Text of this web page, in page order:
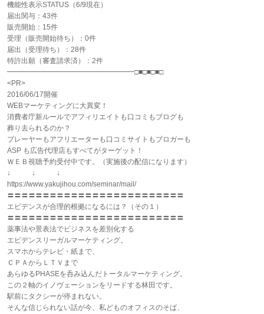
機能性表示STATUS（6/9現在）
届出関与：43件
販売開始：15件
受理（販売開始待ち）：0件
届出（受理待ち）：28件
特許出願（審査請求済）：2件
━━━━━━━━━━━━━━━━━━□■□■□■□
<PR>
2016/06/17開催
WEBマーケティングに大異変！
消費者庁新ルールでアフィリエイトも口コミもブログも
葬り去られるのか？
プレーヤーもアフリエーターも口コミサイトもブロガーも
ASP も広告代理店もすべてがターゲット！
ＷＥＢ視聴予約受付中です。（実施後の配信になります）
↓ ↓ ↓
https://www.yakujihou.com/seminar/mail/
〓〓〓〓〓〓〓〓〓〓〓〓〓〓〓〓〓〓〓〓〓〓〓〓〓
エビデンスが合理的根拠になるには？（その１）
〓〓〓〓〓〓〓〓〓〓〓〓〓〓〓〓〓〓〓〓〓〓〓〓〓
薬事法や景表法でビジネスを差別化する
エビデンスリーガルマーケティング。
スマホからテレビ・紙まで、
ＣＰＡからＬＴＶまで
あらゆるPHASEを呑み込んだトータルマーケティング。
この２軸のイノヴェーションをリードする林田です。
駅前にタクシーが停まれない。
そんな信じられない話が今、私どものオフィスのそば、